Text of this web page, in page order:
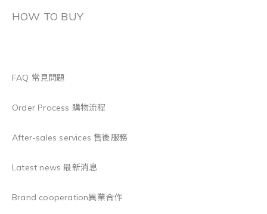
HOW TO BUY
FAQ 常見問題
Order Process 購物流程
After-sales services 售後服務
Latest news 最新消息
Brand cooperation異業合作